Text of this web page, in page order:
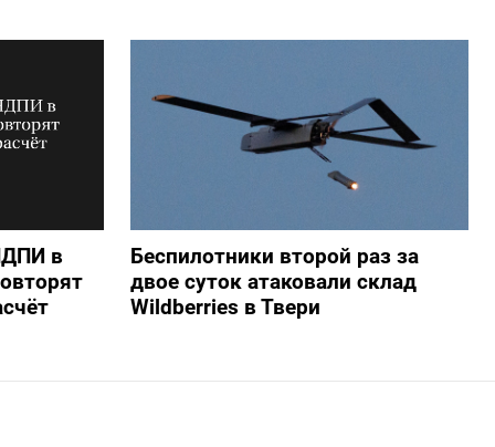
в
Беспилотники второй раз за
двое суток атаковали склад
Wildberries в Твери